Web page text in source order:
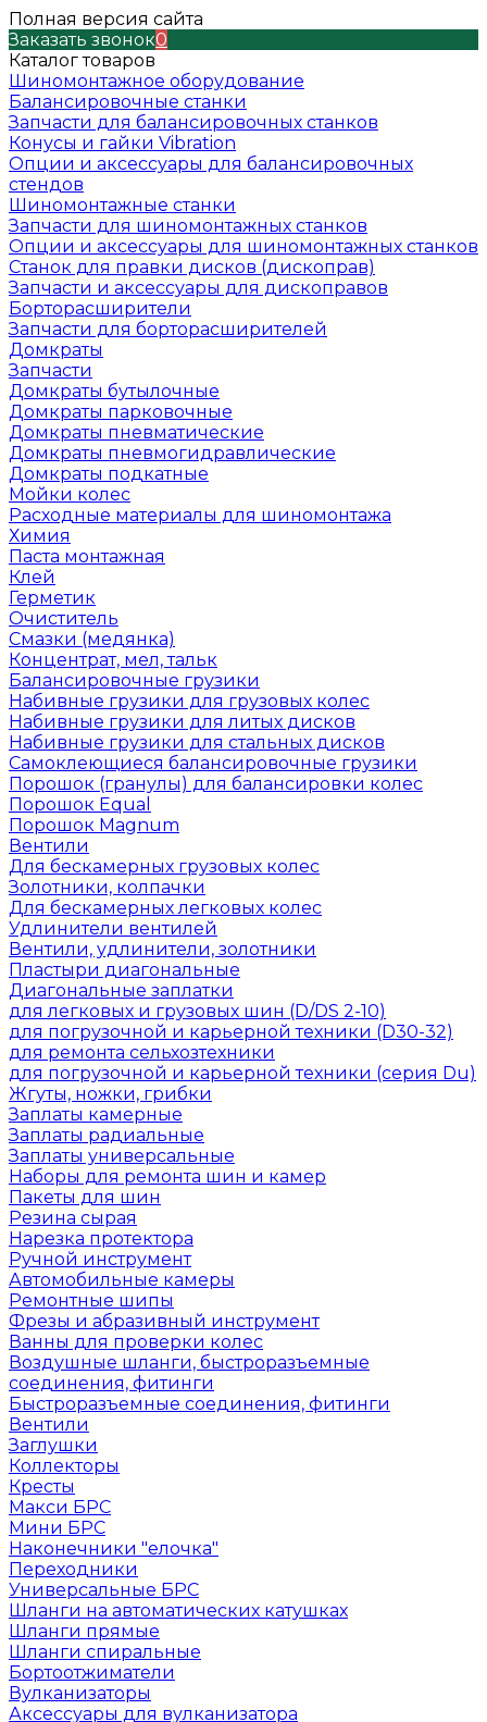
Полная версия сайта
Заказать звонок0
Каталог товаров
Шиномонтажное оборудование
Балансировочные станки
Запчасти для балансировочных станков
Конусы и гайки Vibration
Опции и аксессуары для балансировочных
стендов
Шиномонтажные станки
Запчасти для шиномонтажных станков
Опции и аксессуары для шиномонтажных станков
Станок для правки дисков (дископрав)
Запчасти и аксессуары для дископравов
Борторасширители
Запчасти для борторасширителей
Домкраты
Запчасти
Домкраты бутылочные
Домкраты парковочные
Домкраты пневматические
Домкраты пневмогидравлические
Домкраты подкатные
Мойки колес
Расходные материалы для шиномонтажа
Химия
Паста монтажная
Клей
Герметик
Очиститель
Смазки (медянка)
Концентрат, мел, тальк
Балансировочные грузики
Набивные грузики для грузовых колес
Набивные грузики для литых дисков
Набивные грузики для стальных дисков
Самоклеющиеся балансировочные грузики
Порошок (гранулы) для балансировки колес
Порошок Equal
Порошок Magnum
Вентили
Для бескамерных грузовых колес
Золотники, колпачки
Для бескамерных легковых колес
Удлинители вентилей
Вентили, удлинители, золотники
Пластыри диагональные
Диагональные заплатки
для легковых и грузовых шин (D/DS 2-10)
для погрузочной и карьерной техники (D30-32)
для ремонта сельхозтехники
для погрузочной и карьерной техники (серия Du)
Жгуты, ножки, грибки
Заплаты камерные
Заплаты радиальные
Заплаты универсальные
Наборы для ремонта шин и камер
Пакеты для шин
Резина сырая
Нарезка протектора
Ручной инструмент
Автомобильные камеры
Ремонтные шипы
Фрезы и абразивный инструмент
Ванны для проверки колес
Воздушные шланги, быстроразъемные
соединения, фитинги
Быстроразъемные соединения, фитинги
Вентили
Заглушки
Коллекторы
Кресты
Макси БРС
Мини БРС
Наконечники "елочка"
Переходники
Универсальные БРС
Шланги на автоматических катушках
Шланги прямые
Шланги спиральные
Бортоотжиматели
Вулканизаторы
Аксессуары для вулканизатора